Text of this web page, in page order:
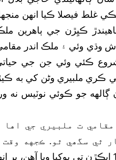
غلط فيصلا ڪيا انهن
ڪيِڙن جي ٻاهرين
وڌي وئي ۽ ملڪ اندر
شروع ڪئي وئي جن جي
ڪري ملبيري وڻن کي به
ڳالهه جو ڪوئي نوٽيس نه
ت ملبيري جي
ٿي سگھي ٿو. ڪجهه
مانگا ٻيلي ۾ 100 ايڪڙن تي پوکيا